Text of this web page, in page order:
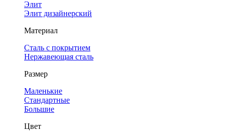
Элит
Элит дизайнерский
Материал
Сталь с покрытием
Нержавеющая сталь
Размер
Маленькие
Стандартные
Большие
Цвет